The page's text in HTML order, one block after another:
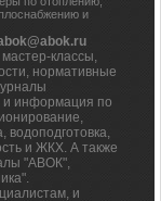
и
классы,
нормативные
и информация по
водоподготовка,
и ЖКХ. А также
"АВОК",
и